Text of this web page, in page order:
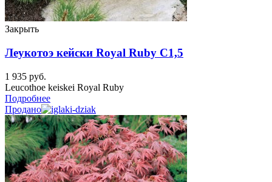
Закрыть
Леукотоэ кейски Royal Ruby C1,5
1 935 руб.
Leucothoe keiskei Royal Ruby
Подробнее
Продано